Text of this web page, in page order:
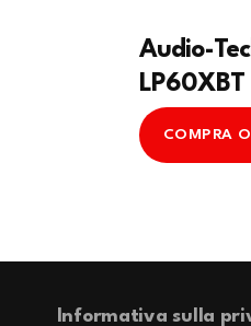
Audio-
LP60XBT
COMPRA
Informativa sulla